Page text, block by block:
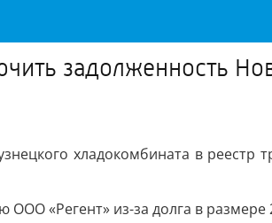
задолженность
хладокомбината в
«Регент» из-за долга в размере